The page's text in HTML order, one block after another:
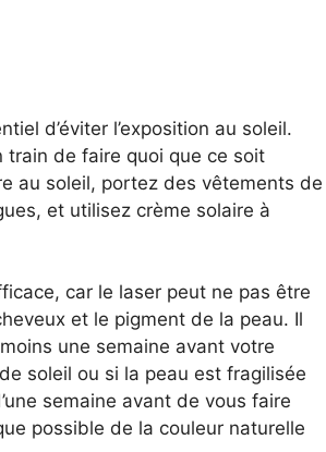
d’éviter l’exposition au soleil.
train de faire quoi que ce soit
au soleil, portez des vêtements de
et utilisez crème solaire à
car le laser peut ne pas être
et le pigment de la peau. Il
une semaine avant votre
soleil ou si la peau est fragilisée
semaine avant de vous faire
possible de la couleur naturelle